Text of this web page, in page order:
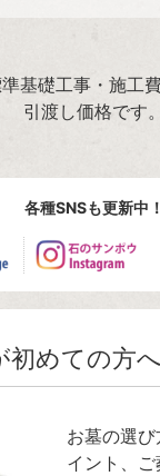
基礎工事・施工
引渡し価格です。
各種SNSも更新中！
初めての方へ
お墓の選
イント、